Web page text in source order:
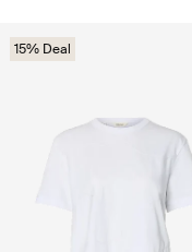
15% Deal